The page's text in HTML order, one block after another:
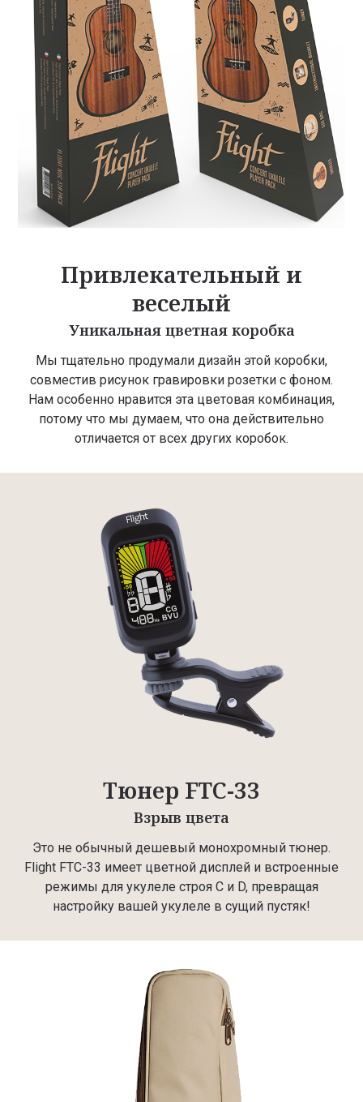
Привлекательный и
веселый
Уникальная цветная коробка
Мы тщательно продумали дизайн этой коробки,
совместив рисунок гравировки розетки с фоном.
Нам особенно нравится эта цветовая комбинация,
потому что мы думаем, что она действительно
отличается от всех других коробок.
Тюнер FTC-33
Взрыв цвета
Это не обычный дешевый монохромный тюнер.
Flight FTC-33 имеет цветной дисплей и встроенные
режимы для укулеле строя C и D, превращая
настройку вашей укулеле в сущий пустяк!